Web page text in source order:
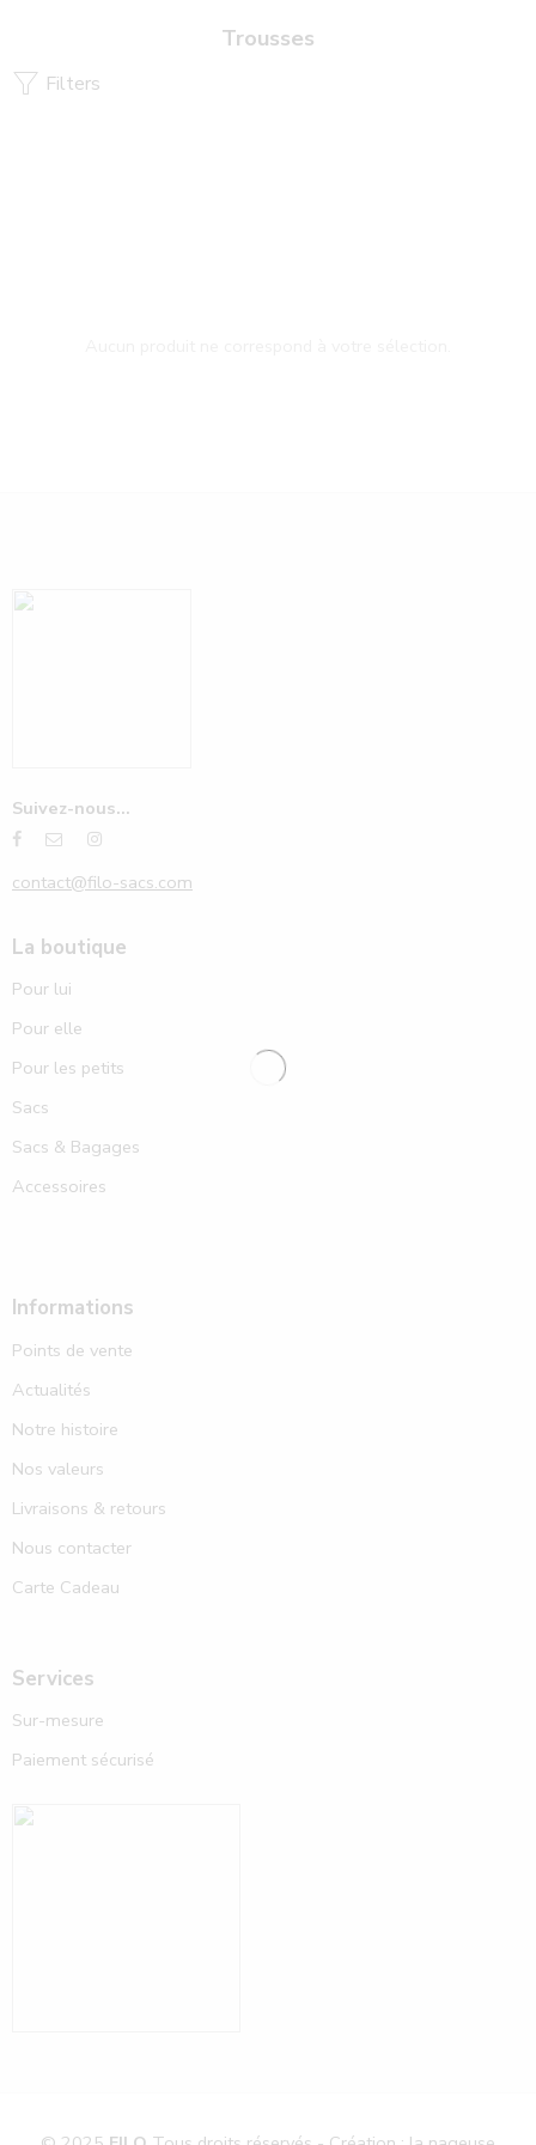
ensuite de la confection et des envois le 25 août 2026
Trousses
Filters
Suivez-nous...
contact@filo-sacs.com
La boutique
Pour lui
Pour elle
Pour les petits
Sacs
Sacs & Bagages
Accessoires
Informations
Points de vente
Actualités
Notre histoire
Nos valeurs
Livraisons & retours
Nous contacter
Carte Cadeau
Services
Sur-mesure
Paiement sécurisé